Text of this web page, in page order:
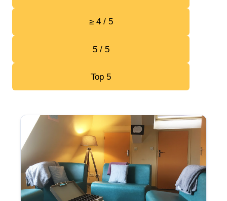
≥ 4 / 5
5 / 5
Top 5